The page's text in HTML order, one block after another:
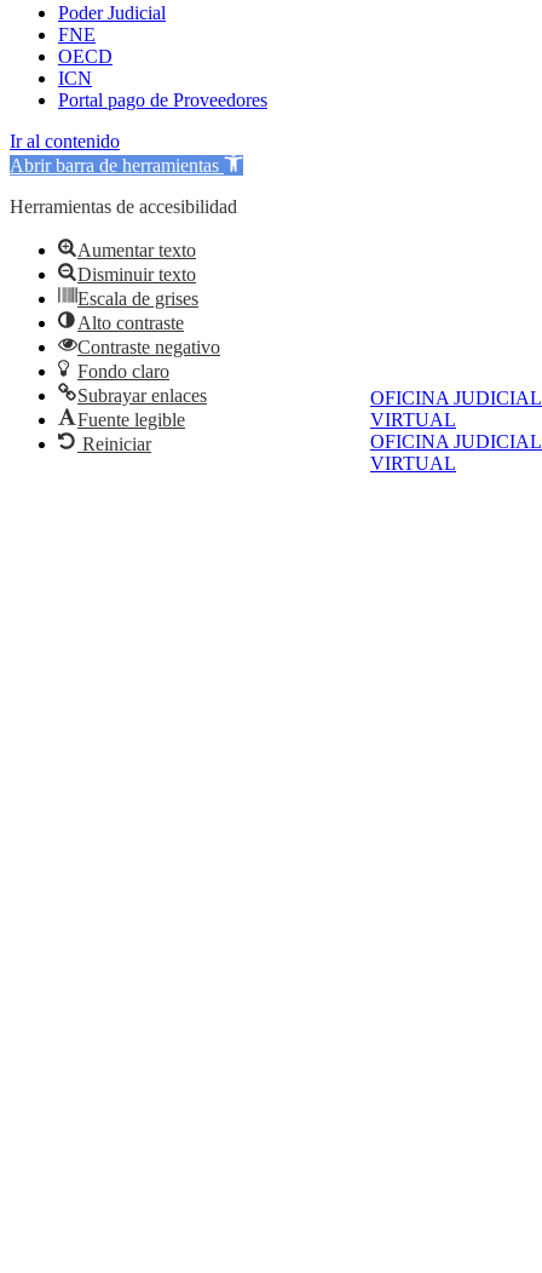
OFICINA JUDICIAL
VIRTUAL
OFICINA JUDICIAL
VIRTUAL
Poder Judicial
FNE
OECD
ICN
Portal pago de Proveedores
Ir al contenido
Abrir barra de herramientas
Herramientas de accesibilidad
Aumentar texto
Disminuir texto
Escala de grises
Alto contraste
Contraste negativo
Fondo claro
Subrayar enlaces
Fuente legible
Reiniciar